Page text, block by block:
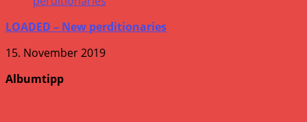
LOADED – New perditionaries
15. November 2019
Albumtipp